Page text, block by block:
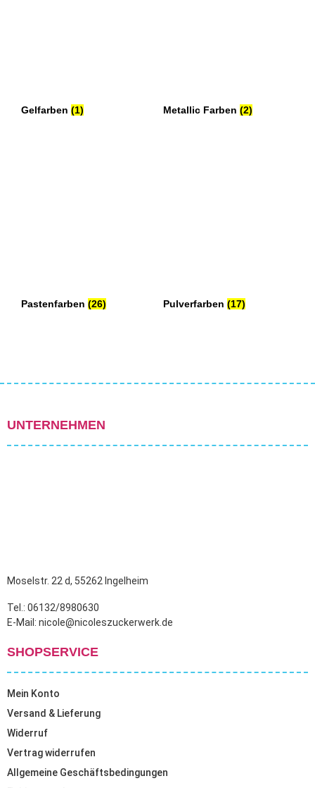
Gelfarben (1) Metallic Farben (2)
Pastenfarben (26) Pulverfarben (17)
UNTERNEHMEN
Moselstr. 22 d, 55262 Ingelheim
Tel.: 06132/8980630
E-Mail: nicole@nicoleszuckerwerk.de
SHOPSERVICE
Mein Konto
Versand & Lieferung
Widerruf
Vertrag widerrufen
Allgemeine Geschäftsbedingungen